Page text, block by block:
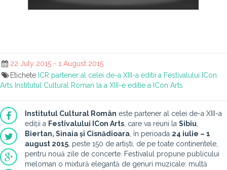
22 July 2015 - 1 August 2015
Etichete ICR partener al celei de-a XIII-a editii a Festivalului ICon
Arts Institutul Cultural Roman la a XIII-e editie a ICon Arts
Institutul Cultural Român este partener al celei de-a XIII-a
ediții a Festivalului ICon Arts , care va reuni la Sibiu
Biertan, Sinaia și Cisnădioara , în perioada 24 iulie – 1
august 2015 , peste 150 de artiști, de pe toate continentele,
pentru nouă zile de concerte. Festivalul propune publicului
meloman o mixtură elegantă de genuri muzicale: multă